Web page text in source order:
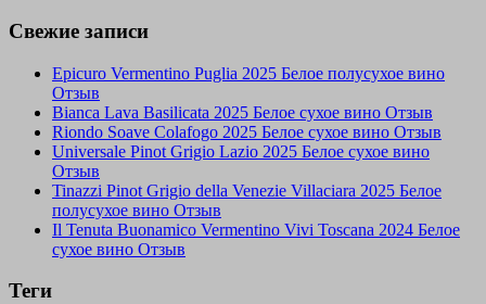
Свежие записи
Epicuro Vermentino Puglia 2025 Белое полусухое вино
Отзыв
Bianca Lava Basilicata 2025 Белое сухое вино Отзыв
Riondo Soave Colafogo 2025 Белое сухое вино Отзыв
Universale Pinot Grigio Lazio 2025 Белое сухое вино
Отзыв
Tinazzi Pinot Grigio della Venezie Villaciara 2025 Белое
полусухое вино Отзыв
Il Tenuta Buonamico Vermentino Vivi Toscana 2024 Белое
сухое вино Отзыв
Теги